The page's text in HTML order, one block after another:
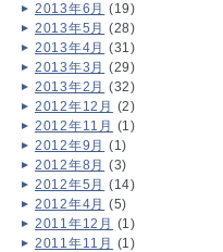
2013年6月 (19)
2013年5月 (28)
2013年4月 (31)
2013年3月 (29)
2013年2月 (32)
2012年12月 (2)
2012年11月 (1)
2012年9月 (1)
2012年8月 (3)
2012年5月 (14)
2012年4月 (5)
2011年12月 (1)
2011年11月 (1)